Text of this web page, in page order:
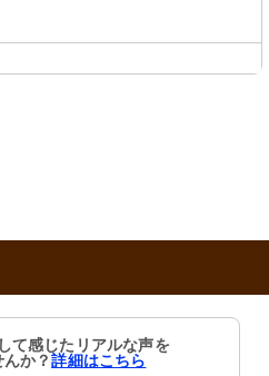
て感じたリアルな声を
んか？詳細はこちら